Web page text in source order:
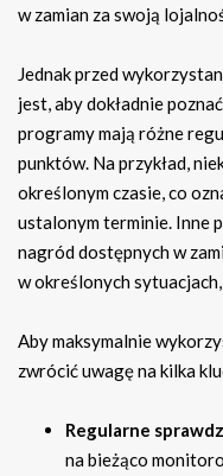
w zamian za swoją
Jednak przed
jest, aby dokładnie
programy mają różne
punktów. Na przykład,
określonym czasie, co
ustalonym terminie. Inne
nagród dostępnych w
w określonych
Aby maksymalnie
zwrócić uwagę na kilka
Regularne
na bieżąco